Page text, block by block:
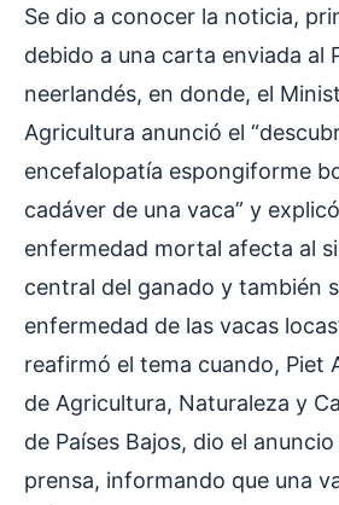
Se dio a conocer la noticia,
debido a una carta enviada al
neerlandés, en donde, el
Agricultura anunció el
encefalopatía espongiforme
cadáver de una vaca” y
enfermedad mortal afecta al
central del ganado y también
enfermedad de las vacas
reafirmó el tema cuando, Piet
de Agricultura, Naturaleza y
de Países Bajos, dio el
prensa, informando que una